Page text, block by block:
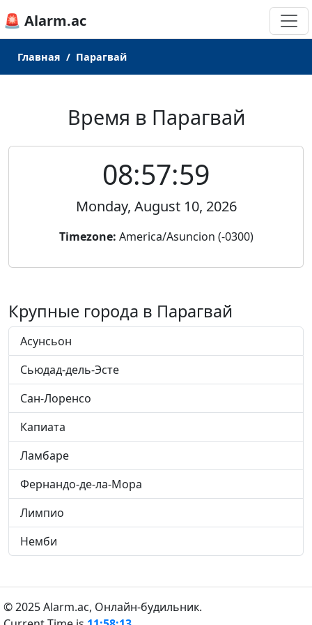
🚨 Alarm.ac
Главная Парагвай
Время в Парагвай
08:57:59
Monday, August 10, 2026
Timezone: America/Asuncion (-0300)
Крупные города в Парагвай
Асунсьон
Сьюдад-дель-Эсте
Сан-Лоренсо
Капиата
Ламбаре
Фернандо-де-ла-Мора
Лимпио
Немби
© 2025 Alarm.ac, Онлайн-будильник.